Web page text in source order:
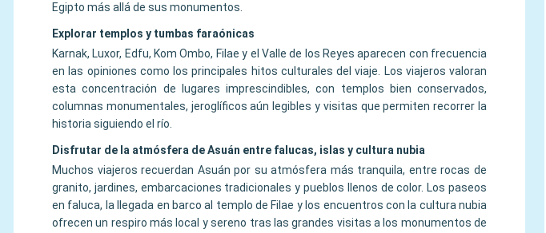
Egipto más allá de sus monumentos.
Explorar templos y tumbas faraónicas
Karnak, Luxor, Edfu, Kom Ombo, Filae y el Valle de los Reyes aparecen con frecuencia
en las opiniones como los principales hitos culturales del viaje. Los viajeros valoran
esta concentración de lugares imprescindibles, con templos bien conservados,
columnas monumentales, jeroglíficos aún legibles y visitas que permiten recorrer la
historia siguiendo el río.
Disfrutar de la atmósfera de Asuán entre falucas, islas y cultura nubia
Muchos viajeros recuerdan Asuán por su atmósfera más tranquila, entre rocas de
granito, jardines, embarcaciones tradicionales y pueblos llenos de color. Los paseos
en faluca, la llegada en barco al templo de Filae y los encuentros con la cultura nubia
ofrecen un respiro más local y sereno tras las grandes visitas a los monumentos de